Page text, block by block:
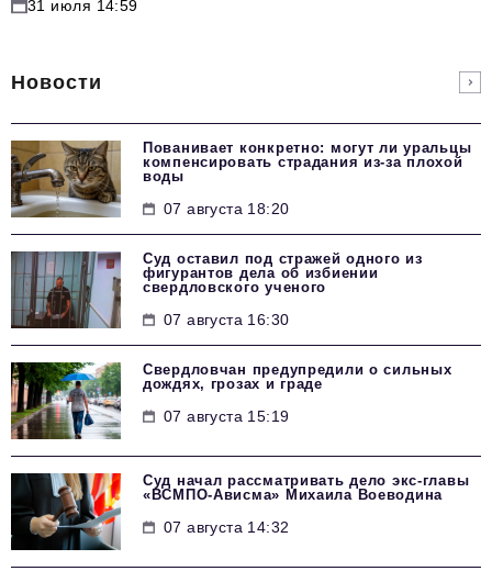
31 июля 14:59
Новости
Пованивает конкретно: могут ли уральцы
компенсировать страдания из-за плохой
воды
07 августа 18:20
Суд оставил под стражей одного из
фигурантов дела об избиении
свердловского ученого
07 августа 16:30
Свердловчан предупредили о сильных
дождях, грозах и граде
07 августа 15:19
Суд начал рассматривать дело экс-главы
«ВСМПО-Ависма» Михаила Воеводина
07 августа 14:32